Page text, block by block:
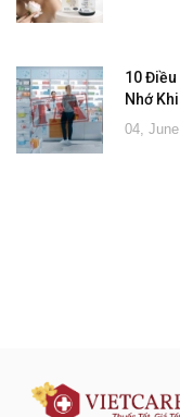
10 Điều
Nhớ
04,